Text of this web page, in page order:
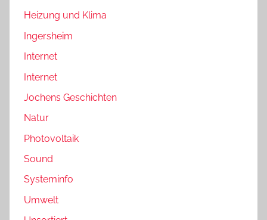
Heizung und Klima
Ingersheim
Internet
Internet
Jochens Geschichten
Natur
Photovoltaik
Sound
Systeminfo
Umwelt